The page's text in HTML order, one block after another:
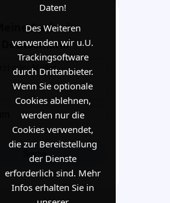
Daten!
Des Weiteren
verwenden wir u.U.
Trackingsoftware
durch Drittanbieter.
Wenn Sie optionale
Cookies ablehnen,
werden nur die
Cookies verwendet,
die zur Bereitstellung
der Dienste
erforderlich sind. Mehr
Infos erhalten Sie in
Meine Suche in
Deutschland